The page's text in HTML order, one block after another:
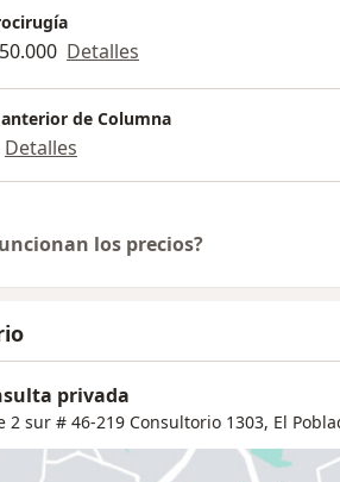
Detalles
de Columna
Detalles
los precios?
privada
2 sur # 46-219 Consultorio 1303, El